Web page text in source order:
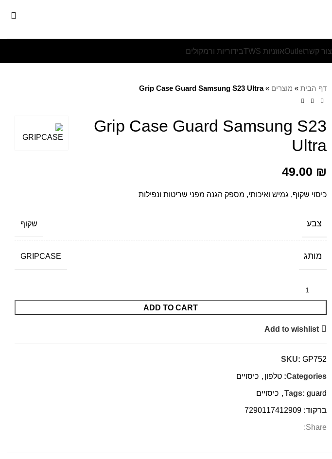
צור קשרOutletאוזניות TWS בידוריות ורמקולים
דף הבית » מוצרים »
Grip Case Guard Samsung S23 Ultra
Grip Case Guard Samsung S23
Ultra
49.00 ₪
כיסוי שקוף, גמיש ואיכותי, מספק הגנה מפני שריטות ונפילות
צבע שקוף
מותג GRIPCASE
ADD TO CART
Add to wishlist
SKU: GP752
Categories: טלפון , כיסויים
Tags: guard
, כיסויים
ברקוד:
Share: